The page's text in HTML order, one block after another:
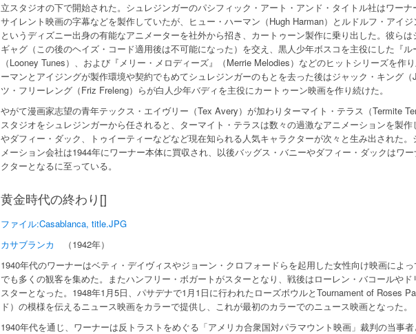
立スタジオの下で開始された。シュレジンガーのパシフィック・アート・アンド・タイトル社はワー
サイレント映画の字幕などを製作していたが、ヒュー・ハーマン（Hugh Harman）とルドルフ・アイジ
というディズニー出身の有能なアニメーターを社外から招き、カートゥーン製作に乗り出した。彼ら
ギャグ（この後のヘイズ・コード適用後は不可能になった）を交え、黒人少年ボスコを主役にした『ル
（Looney Tunes）、および『メリー・メロディーズ』（Merrie Melodies）などのヒットシリーズを作
ーマンとアイジングが製作環境や契約でもめてシュレジンガーのもとを去った後はジャック・キング
ツ・フリーレング（Friz Freleng）らが白人少年バディを主役にカートゥーン映画を作り続けた。
やがて漫画家志望の青年テックス・エイヴリー（Tex Avery）が加わりターマイト・テラス（Termite
スタジオをシュレジンガーから任されると、ターマイト・テラスは数々の過激なアニメーションを製
やダフィー・ダック、トゥイーティーなどなど現在知られる人気キャラクターが次々と生み出された
メーション会社は1944年にワーナー本体に買収され、以後バッグス・バニーやダフィー・ダックはワ
クターとなるに至っている。
黄金時代の終わり[]
ファイル:Casablanca, title.JPG
カサブランカ
（1942年）
1940年代のワーナーはベティ・デイヴィスやジョーン・クロフォードらを起用した女性向け映画によ
でも多くの観客を集めた。またハンフリー・ボガートがスターとなり、戦後はローレン・バコールや
スターとなった。1948年1月5日、パサデナで1月1日に行われたローズボウルとTournament of Roses
ド）の模様を伝えるニュース映画をカラーで提供し、これが最初のカラーでのニュース映画となった。
1940年代を通じ、ワーナーは反トラストをめぐる「アメリカ合衆国対パラマウント映画」裁判の当事